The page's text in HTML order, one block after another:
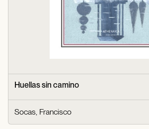
Huellas sin camino
Socas, Francisco